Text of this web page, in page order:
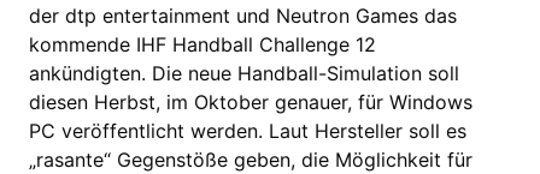
der dtp entertainment und Neutron Games das
kommende IHF Handball Challenge 12
ankündigten. Die neue Handball-Simulation soll
diesen Herbst, im Oktober genauer, für Windows
PC veröffentlicht werden. Laut Hersteller soll es
„rasante“ Gegenstöße geben, die Möglichkeit für